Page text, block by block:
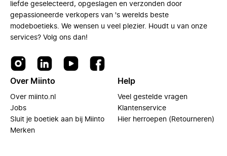
liefde geselecteerd, opgeslagen en verzonden door
gepassioneerde verkopers van 's werelds beste
modeboetieks. We wensen u veel plezier. Houdt u van onze
services? Volg ons dan!
Over Miinto
Over miinto.nl
Jobs
Sluit je boetiek aan bij Miinto
Merken
Help
Veel gestelde vragen
Klantenservice
Hier herroepen (Retourneren)